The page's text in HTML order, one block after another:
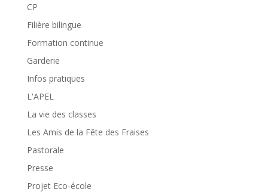
CP
Filière bilingue
Formation continue
Garderie
Infos pratiques
L'APEL
La vie des classes
Les Amis de la Fête des Fraises
Pastorale
Presse
Projet Eco-école